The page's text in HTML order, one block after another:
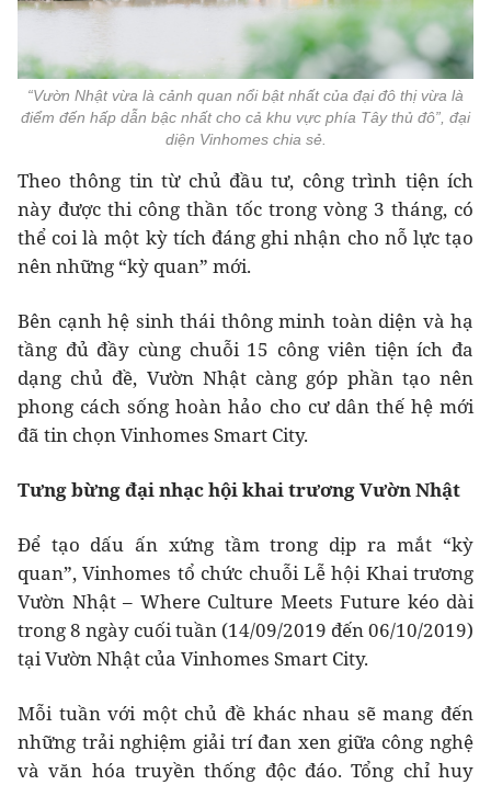
“Vườn Nhật vừa là cảnh quan nổi bật nhất của đại đô thị vừa là
điểm đến hấp dẫn bậc nhất cho cả khu vực phía Tây thủ đô”, đại
diện Vinhomes chia sẻ.
Theo thông tin từ chủ đầu tư, công trình tiện ích
này được thi công thần tốc trong vòng 3 tháng, có
thể coi là một kỳ tích đáng ghi nhận cho nỗ lực tạo
nên những “kỳ quan” mới.
Bên cạnh hệ sinh thái thông minh toàn diện và hạ
tầng đủ đầy cùng chuỗi 15 công viên tiện ích đa
dạng chủ đề, Vườn Nhật càng góp phần tạo nên
phong cách sống hoàn hảo cho cư dân thế hệ mới
đã tin chọn Vinhomes Smart City.
Tưng bừng đại nhạc hội khai trương Vườn Nhật
Để tạo dấu ấn xứng tầm trong dịp ra mắt “kỳ
quan”, Vinhomes tổ chức chuỗi Lễ hội Khai trương
Vườn Nhật – Where Culture Meets Future kéo dài
trong 8 ngày cuối tuần (14/09/2019 đến 06/10/2019)
tại Vườn Nhật của Vinhomes Smart City.
Mỗi tuần với một chủ đề khác nhau sẽ mang đến
những trải nghiệm giải trí đan xen giữa công nghệ
và văn hóa truyền thống độc đáo. Tổng chỉ huy